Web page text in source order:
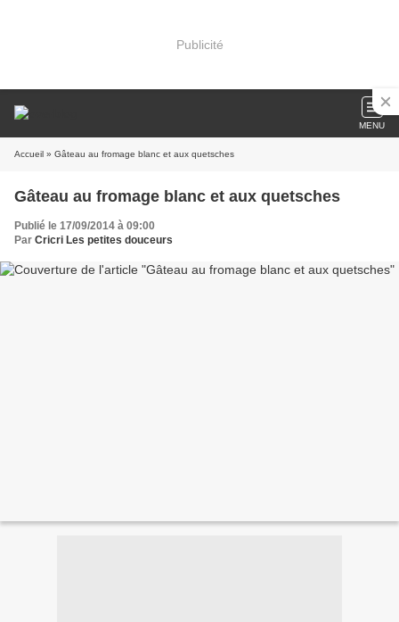
Publicité
MENU
Accueil » Gâteau au fromage blanc et aux quetsches
Gâteau au fromage blanc et aux quetsches
Publié le 17/09/2014 à 09:00
Par Cricri Les petites douceurs